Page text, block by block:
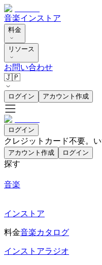
音楽インストア
料金
リソース
お問い合わせ
🇯🇵
ログイン アカウント作成
ログイン
クレジットカード不要。
アカウント作成 ログイン
探す
音楽
インストア
料金音楽カタログ
インストアラジオ